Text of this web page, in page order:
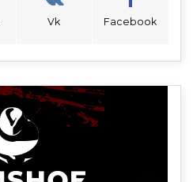
Vk Facebook